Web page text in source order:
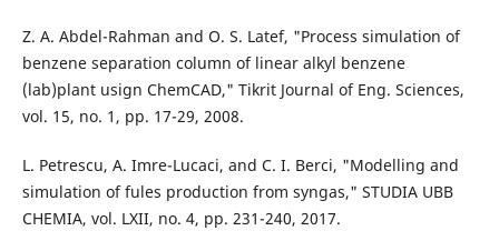
Z. A. Abdel-Rahman and O. S. Latef, "Process simulation of
benzene separation column of linear alkyl benzene
(lab)plant usign ChemCAD," Tikrit Journal of Eng. Sciences,
vol. 15, no. 1, pp. 17-29, 2008.
L. Petrescu, A. Imre-Lucaci, and C. I. Berci, "Modelling and
simulation of fules production from syngas," STUDIA UBB
CHEMIA, vol. LXII, no. 4, pp. 231-240, 2017.